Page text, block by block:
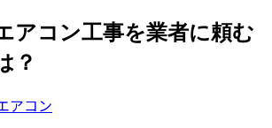
アコン工事を業者に頼む
？
アコン